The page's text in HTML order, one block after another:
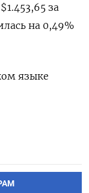
за
на 0,49%
языке